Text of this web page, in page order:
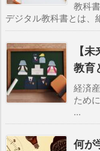
教科
デジタル教科書とは、
【
教育
経済
ため
...
何が